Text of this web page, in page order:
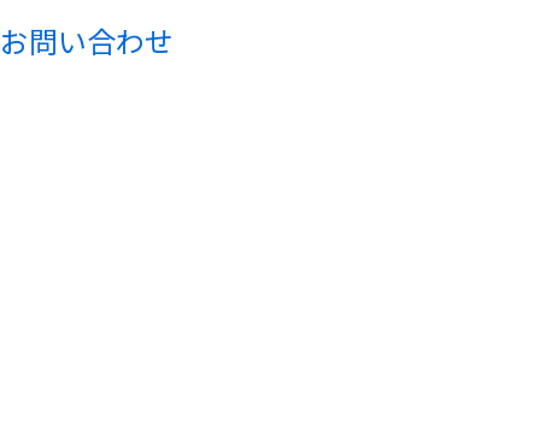
お問い合わせ